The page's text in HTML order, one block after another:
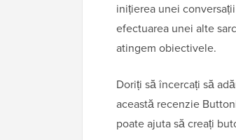
inițierea unei
efectuarea unei alte
atingem obiectivele.
Doriți să încercați să
această recenzie
poate ajuta să creați